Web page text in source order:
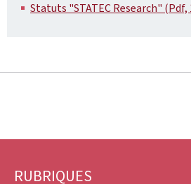
Statuts "STATEC Research" (Pdf,
RUBRIQUES